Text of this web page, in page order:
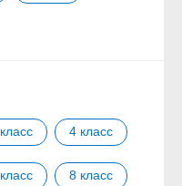
4 класс
8 класс